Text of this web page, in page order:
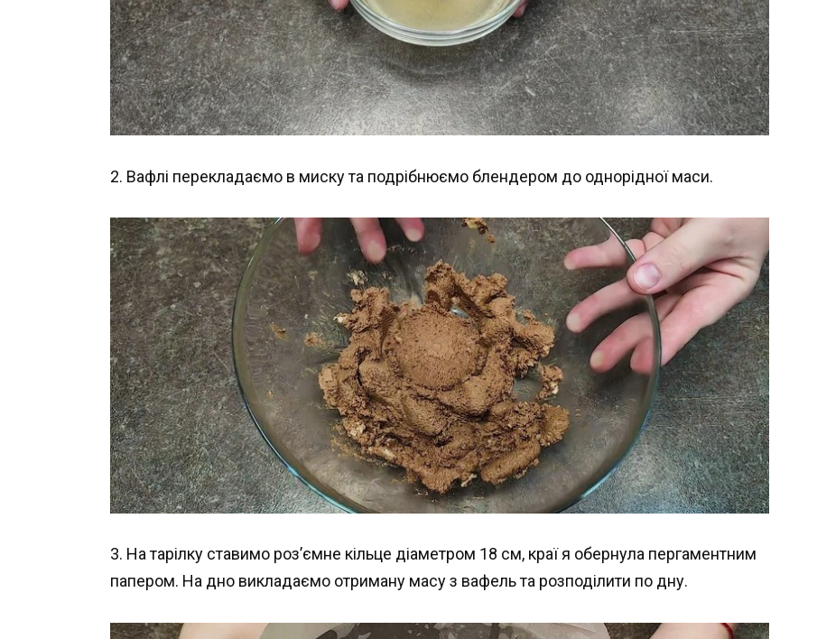
2. Вафлі перекладаємо в миску та подрібнюємо блендером до однорідної маси.
3. На тарілку ставимо роз’ємне кільце діаметром 18 см, краї я обернула пергаментним
папером. На дно викладаємо отриману масу з вафель та розподілити по дну.